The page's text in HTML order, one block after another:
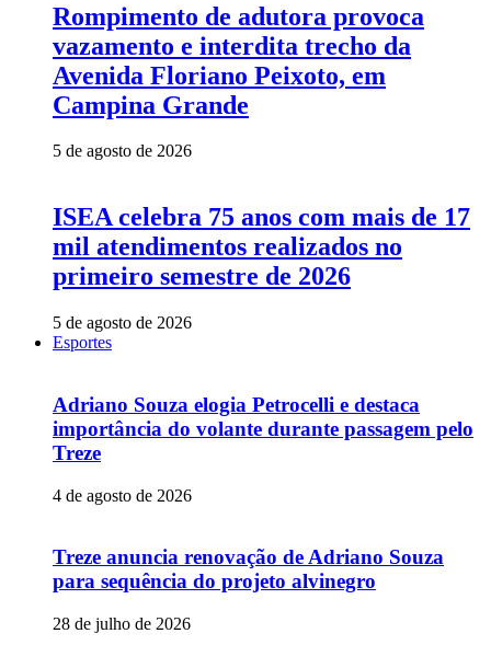
Rompimento de adutora provoca
vazamento e interdita trecho da
Avenida Floriano Peixoto, em
Campina Grande
5 de agosto de 2026
ISEA celebra 75 anos com mais de 17
mil atendimentos realizados no
primeiro semestre de 2026
5 de agosto de 2026
Esportes
Adriano Souza elogia Petrocelli e destaca
importância do volante durante passagem pelo
Treze
4 de agosto de 2026
Treze anuncia renovação de Adriano Souza
para sequência do projeto alvinegro
28 de julho de 2026